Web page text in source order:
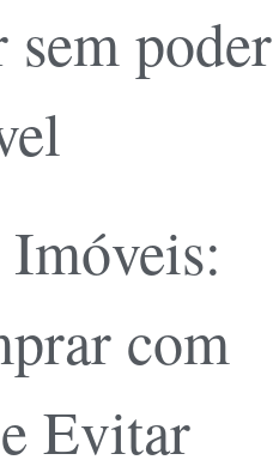
poder
com
Evitar